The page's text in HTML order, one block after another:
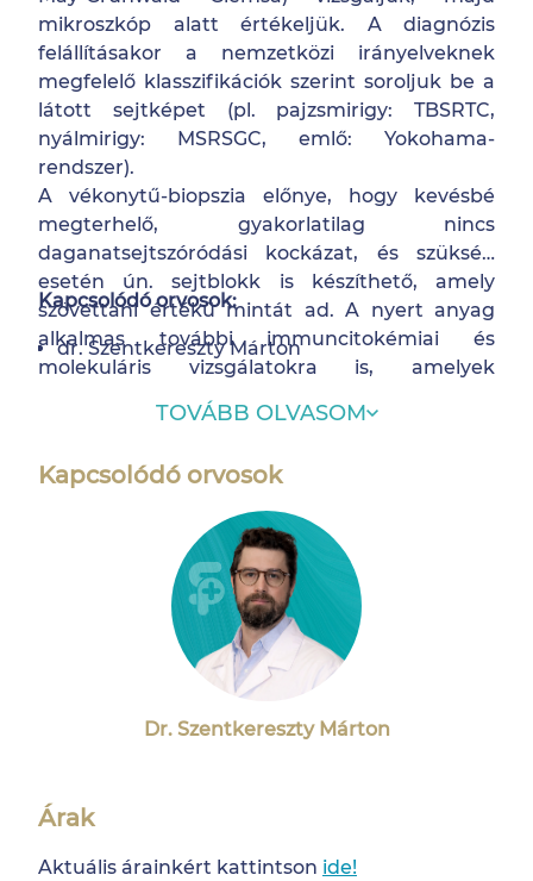
mikroszkóp alatt értékeljük. A diagnózis
felállításakor a nemzetközi irányelveknek
megfelelő klasszifikációk szerint soroljuk be a
látott sejtképet (pl. pajzsmirigy: TBSRTC,
nyálmirigy: MSRSGC, emlő: Yokohama-
rendszer).
A vékonytű-biopszia előnye, hogy kevésbé
megterhelő, gyakorlatilag nincs
daganatsejtszóródási kockázat, és szükség
esetén ún. sejtblokk is készíthető, amely
szövettani értékű mintát ad. A nyert anyag
alkalmas további immuncitokémiai és
molekuláris vizsgálatokra is, amelyek
elengedhetetlenek lehetnek a pontos
diagnózishoz és a terápiás döntésekhez.
Kapcsolódó orvosok:
dr. Szentkereszty Márton
TOVÁBB OLVASOM
Kapcsolódó orvosok
Dr. Szentkereszty Márton
Árak
Aktuális árainkért kattintson ide!